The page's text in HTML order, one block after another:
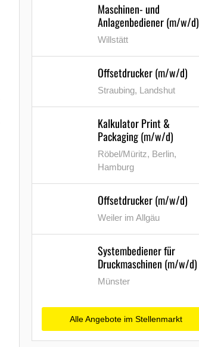
Maschinen- und
Anlagenbediener (m/w/d)
Willstätt
Offsetdrucker (m/w/d)
Straubing, Landshut
Kalkulator Print &
Packaging (m/w/d)
Röbel/Müritz, Berlin,
Hamburg
Offsetdrucker (m/w/d)
Weiler im Allgäu
Systembediener für
Druckmaschinen (m/w/d)
Münster
Alle Angebote im Stellenmarkt